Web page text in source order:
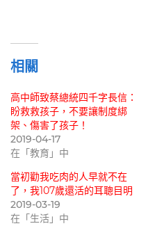
相關
高中師致蔡總統四千字長信：
盼救救孩子，不要讓制度綁
架、傷害了孩子！
2019-04-17
在「教育」中
當初勸我吃肉的人早就不在
了，我107歲還活的耳聰目明
2019-03-19
在「生活」中